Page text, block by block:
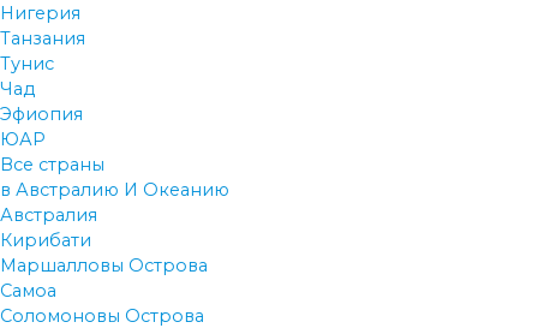
Нигерия
Танзания
Тунис
Чад
Эфиопия
ЮАР
Все страны
в Австралию И Океанию
Австралия
Кирибати
Маршалловы Острова
Самоа
Соломоновы Острова